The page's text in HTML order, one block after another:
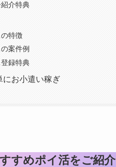
介特典
特徴
案件例
録特典
にお小遣い稼ぎ
すめポイ活をご紹介